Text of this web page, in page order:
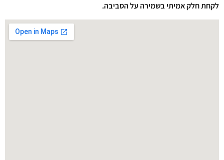
לקחת חלק אמיתי בשמירה על הסביבה.